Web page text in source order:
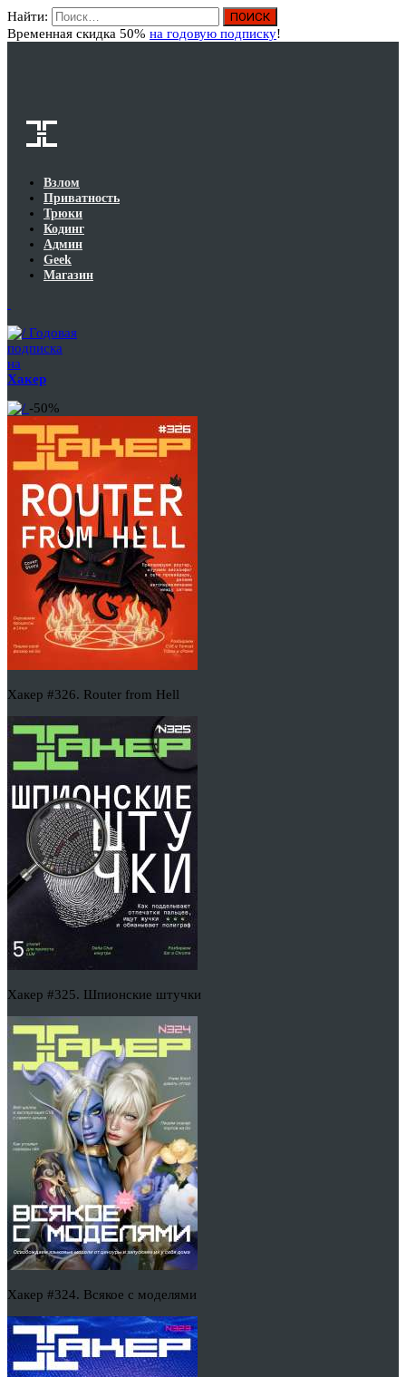
Найти:
Временная скидка 50% на годовую подписку!
Взлом
Приватность
Трюки
Кодинг
Админ
Geek
Магазин
Годовая
подписка
на
Хакер
-50%
Хакер #326. Router from Hell
Хакер #325. Шпионские штучки
Хакер #324. Всякое с моделями